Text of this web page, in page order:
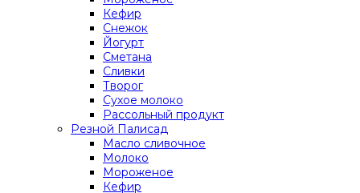
Кефир
Снежок
Йогурт
Сметана
Сливки
Творог
Сухое молоко
Рассольный продукт
Резной Палисад
Масло сливочное
Молоко
Мороженое
Кефир